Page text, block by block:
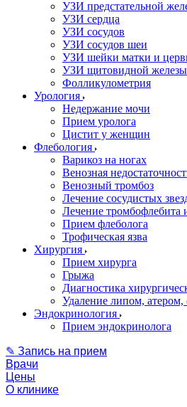
УЗИ предстательной
УЗИ сердца
УЗИ сосудов
УЗИ сосудов шеи
УЗИ шейки матки и
УЗИ щитовидной железы
Фолликулометрия
Урология
Недержание мочи
Прием уролога
Цистит у женщин
Флебология
Варикоз на ногах
Венозная
Венозный тромбоз
Лечение сосудистых
Лечение тромбофлебита
Прием флеболога
Трофическая язва
Хирургия
Прием хирурга
Грыжа
Диагностика
Удаление липом,
Эндокринология
Прием эндокринолога
✎ Запись на прием
Врачи
Цены
О клинике